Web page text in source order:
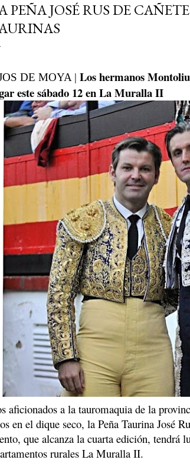
PEÑA JOSÉ RUS DE
DE MOYA | Los hermanos
este sábado 12 en La Muralla II
aficionados a la tauromaquia de la
en el dique seco, la Peña Taurina José
que alcanza la cuarta edición, tendrá
rurales La Muralla II.